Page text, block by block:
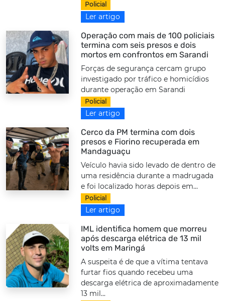
Policial
Ler artigo
Operação com mais de 100 policiais
termina com seis presos e dois
mortos em confrontos em Sarandi
Forças de segurança cercam grupo
investigado por tráfico e homicídios
durante operação em Sarandi
Policial
Ler artigo
Cerco da PM termina com dois
presos e Fiorino recuperada em
Mandaguaçu
Veículo havia sido levado de dentro de
uma residência durante a madrugada
e foi localizado horas depois em...
Policial
Ler artigo
IML identifica homem que morreu
após descarga elétrica de 13 mil
volts em Maringá
A suspeita é de que a vítima tentava
furtar fios quando recebeu uma
descarga elétrica de aproximadamente
13 mil...